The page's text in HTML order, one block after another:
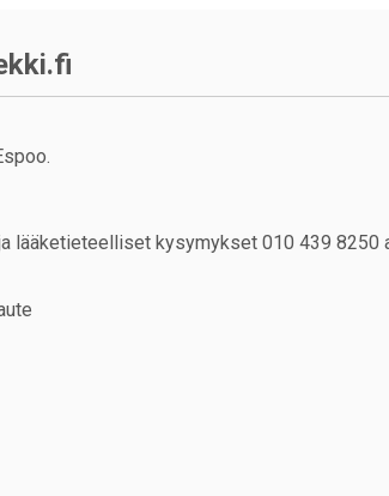
lääketieteelliset kysymykset 010 439 8250